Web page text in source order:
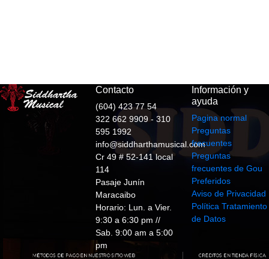
Contacto
(604) 423 77 54
322 662 9909 - 310
595 1992
info@siddharthamusical.com
Cr 49 # 52-141 local
114
Pasaje Junín
Maracaibo
Horario: Lun. a Vier.
9:30 a 6:30 pm //
Sab. 9:00 am a 5:00
pm
Información y
ayuda
Pagina normal
Preguntas
frecuentes
Preguntas
frecuentes de Gou
Preferidos
Aviso de Privacidad
Política Tratamiento
de Datos